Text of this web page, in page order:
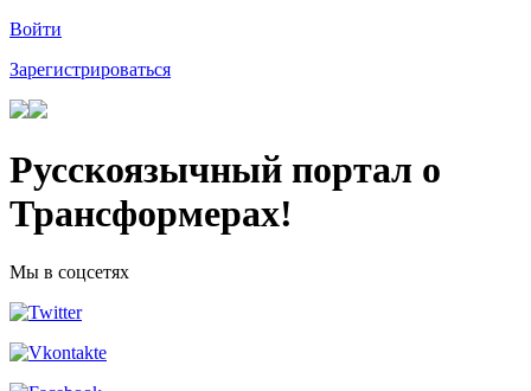
Войти
Зарегистрироваться
Русскоязычный портал о
Трансформерах!
Мы в соцсетях